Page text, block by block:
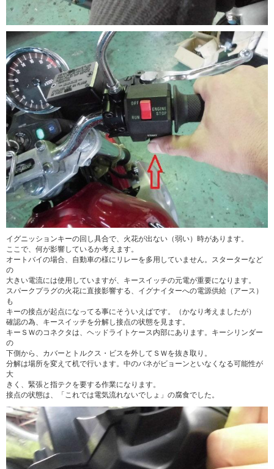
イグニッションキーの回し具合で、火花が出ない（弱い）時があります。
ここで、何が影響しているか考えます。
オートバイの場合、自動車の様にリレーを多用していません。スターターなど
の
大きい電流には使用していますが、キースイッチの元電が重要になります。
スパークプラグの火花に直接影響する、イグナイターへの電源供給（アース）
も
キーの接点が起点になってる事にそういえばです。（かなり考えましたが）
確認の為、キースイッチを分解し接点の状態を見ます。
キーＳＷのコネクタは、ヘッドライトケース内部にあります。キーシリンダー
の
下側から、カバーとトルクス・ビスを外してＳＷを抜き取り。
分解は場所を変えて机で行います。中のバネがビョーンといなくなる可能性が
大
きく、緊張と指テクを要する作業になります。
接点の状態は、「これでは電気流れないでしょ」の腐食でした。